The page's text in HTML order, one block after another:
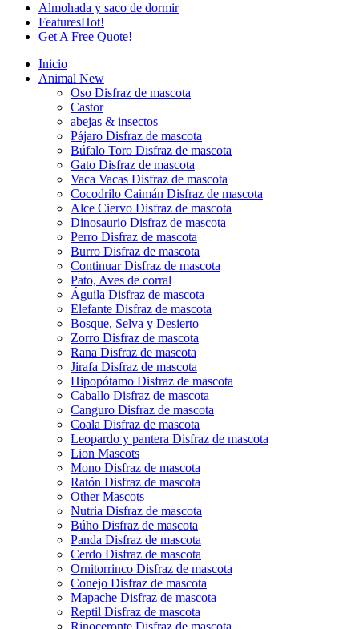
Almohada y saco de dormir
FeaturesHot!
Get A Free Quote!
Inicio
Animal New
Oso Disfraz de mascota
Castor
abejas & insectos
Pájaro Disfraz de mascota
Búfalo Toro Disfraz de mascota
Gato Disfraz de mascota
Vaca Vacas Disfraz de mascota
Cocodrilo Caimán Disfraz de mascota
Alce Ciervo Disfraz de mascota
Dinosaurio Disfraz de mascota
Perro Disfraz de mascota
Burro Disfraz de mascota
Continuar Disfraz de mascota
Pato, Aves de corral
Águila Disfraz de mascota
Elefante Disfraz de mascota
Bosque, Selva y Desierto
Zorro Disfraz de mascota
Rana Disfraz de mascota
Jirafa Disfraz de mascota
Hipopótamo Disfraz de mascota
Caballo Disfraz de mascota
Canguro Disfraz de mascota
Coala Disfraz de mascota
Leopardo y pantera Disfraz de mascota
Lion Mascots
Mono Disfraz de mascota
Ratón Disfraz de mascota
Other Mascots
Nutria Disfraz de mascota
Búho Disfraz de mascota
Panda Disfraz de mascota
Cerdo Disfraz de mascota
Ornitorrinco Disfraz de mascota
Conejo Disfraz de mascota
Mapache Disfraz de mascota
Reptil Disfraz de mascota
Rinoceronte Disfraz de mascota